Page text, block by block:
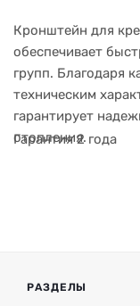
Кронштейн для
обеспечивает
групп. Благодаря
техническим
гарантирует
отопления.
Гарантия 2 года
РАЗДЕЛЫ